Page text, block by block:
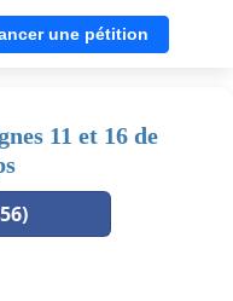
une pétition
11 et 16 de